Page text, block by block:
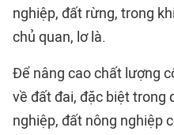
nghiệp, đất rừng, trong
chủ quan, lơ là.
Để nâng cao chất lượng
về đất đai, đặc biệt trong
nghiệp, đất nông nghiệp